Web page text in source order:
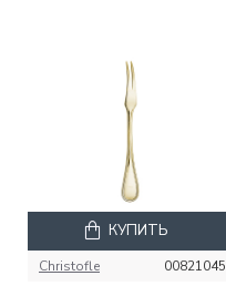
Christofle 00821045
КУПИТЬ